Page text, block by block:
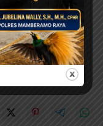
Timur
urut 02